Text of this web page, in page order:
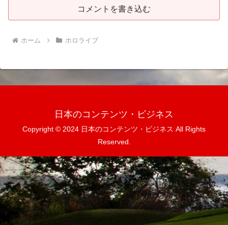
コメントを書き込む
ホーム ホロライブ
日本のコンテンツ・ビジネス
Copyright © 2024 日本のコンテンツ・ビジネス All Rights
Reserved.